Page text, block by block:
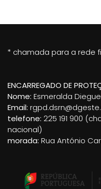
* chamada para a rede
ENCARREGADO DE
Nome: Esmeralda
Email:
telefone: 225 191 900
nacional)
morada: Rua António